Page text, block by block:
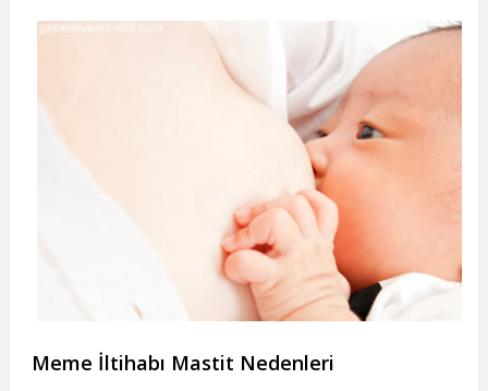
Meme İltihabı Mastit Nedenleri